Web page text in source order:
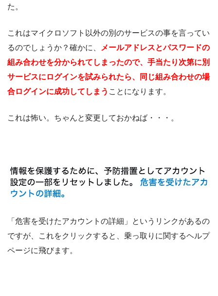
た。
これはマイクロソフト以外の別のサービスの事を言ってい
るのでしょうか？確かに、
メールアドレスとパスワードの
組み合わせを分かられてしまったので、手当たり次第に別
サービスにログインを試みられたら、同じ組み合わせの場
合ログインに成功してしまう ことになります。
これは怖い。ちゃんと変更しておかねば・・・。
「危害を受けたアカウントの詳細」というリンクがあるの
ですが、これをクリックすると、乗っ取りに関するヘルプ
ページに飛びます。